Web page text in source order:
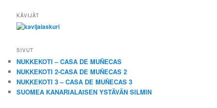
KÄVIJÄT
SIVUT
NUKKEKOTI – CASA DE MUÑECAS
NUKKEKOTI 2-CASA DE MUÑECAS 2
NUKKEKOTI 3 – CASA DE MUÑECAS 3
SUOMEA KANARIALAISEN YSTÄVÄN SILMIN